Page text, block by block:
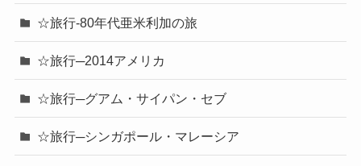
☆旅行-80年代亜米利加の旅
☆旅行─2014アメリカ
☆旅行─グアム・サイパン・セブ
☆旅行─シンガポール・マレーシア